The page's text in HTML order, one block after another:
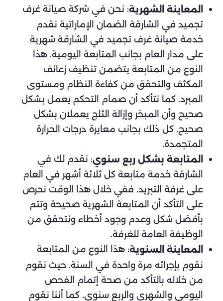
المعاينة الشهرية: نحن في شركة صيانة غرف
تجميد في الشارقة الضمان الإماراتية نقدم
خدمة صيانة غرف تجميد في الشارقة شهرية
على مدار العام بجانب المتابعة اليومية. هذا
النوع من المتابعة يتضمن تنظيف زعانف
المكثف والتحقق من كفاءة النظام ومستوى
المبرد. كما نتأكد أن صمام التحكم يعمل بشكل
صحيح وأن المبخر وإزالة الثلج يعملان بشكل
صحيح. كل ذلك بجانب معايرة درجات الحرارة
المتجمدة.
المتابعة بشكل ربع سنوي: نقدم لك في
الشارقة خدمة متابعة كل ثلاثة أشهر في العام
على غرفة التبريد. ففي خلال هذا الوقت نحرص
على التأكد أن المتابعة الشهرية صحيحة وتتم
بأفضل شكل وعدم وجود أخطاء ونتحقق من
الوظيفة العامة للغرفة.
المعاينة السنوية: هذا النوع من المتابعة
نقوم بإجرائه مرة واحدة في السنة. حيث نقوم
من خلاله بالتأكد من صحة إتمام الفحص
اليومي والشهري والربع سنوي. كما أننا نقوم